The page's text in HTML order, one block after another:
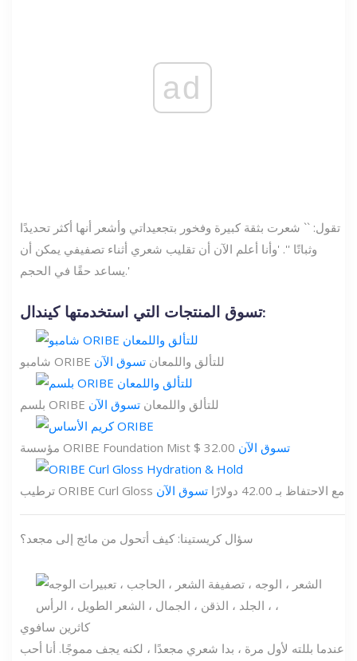
ad
تقول: `` شعرت بثقة كبيرة وفخور بتجعيداتي وأشعر أنها أكثر تحديدًا
وثباتًا ''. 'وأنا أعلم الآن أن تقليب شعري أثناء تصفيفي يمكن أن
يساعد حقًا في الحجم.'
تسوق المنتجات التي استخدمتها كيندال:
شامبو ORIBE للتألق واللمعان تسوق الآن
بلسم ORIBE للتألق واللمعان تسوق الآن
مؤسسة ORIBE Foundation Mist $ 32.00 تسوق الآن
ترطيب ORIBE Curl Gloss مع الاحتفاظ بـ 42.00 دولارًا تسوق الآن
سؤال كريستينا: كيف أتحول من مائج إلى مجعد؟
كاثرين سافوي
عندما بللته لأول مرة ، بدا شعري مجعدًا ، لكنه يجف مموجًا. أنا أحب